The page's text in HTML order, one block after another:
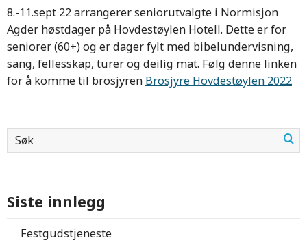
8.-11.sept 22 arrangerer seniorutvalgte i Normisjon
Agder høstdager på Hovdestøylen Hotell. Dette er for
seniorer (60+) og er dager fylt med bibelundervisning,
sang, fellesskap, turer og deilig mat. Følg denne linken
for å komme til brosjyren Brosjyre Hovdestøylen 2022
Siste innlegg
Festgudstjeneste